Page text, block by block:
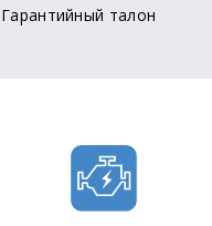
Гарантийный талон